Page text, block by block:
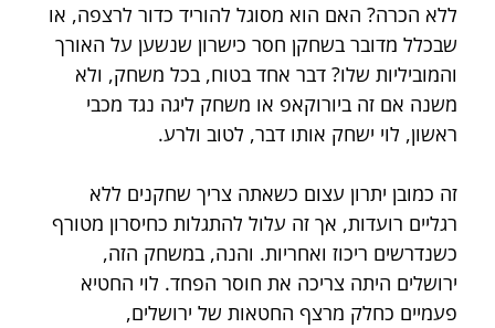
ללא הכרה? האם הוא מסוגל להוריד כדור לרצפה, או
שבכלל מדובר בשחקן חסר כישרון שנשען על האורך
והמוביליות שלו? דבר אחד בטוח, בכל משחק, ולא
משנה אם זה ביורוקאפ או משחק ליגה נגד מכבי
ראשון, לוי ישחק אותו דבר, לטוב ולרע.
זה כמובן יתרון עצום כשאתה צריך שחקנים ללא
רגליים רועדות, אך זה עלול להתגלות כחיסרון מטורף
כשנדרשים ריכוז ואחריות. והנה, במשחק הזה,
ירושלים היתה צריכה את חוסר הפחד. לוי החטיא
פעמיים כחלק מרצף החטאות של ירושלים,